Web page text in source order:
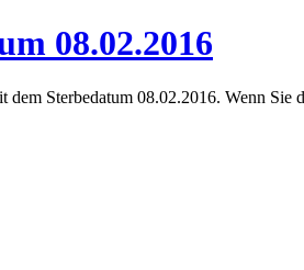
08.02.2016
Sterbedatum 08.02.2016. Wenn